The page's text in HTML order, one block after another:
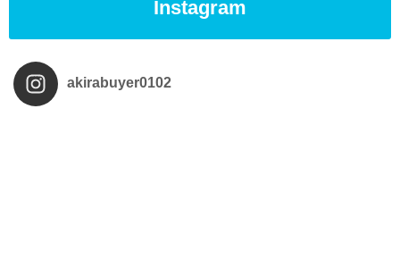
Instagram
akirabuyer0102